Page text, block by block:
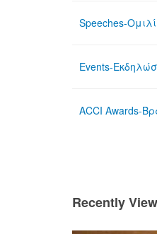
Speeches-
Events-
ACCI Awards-
Recently